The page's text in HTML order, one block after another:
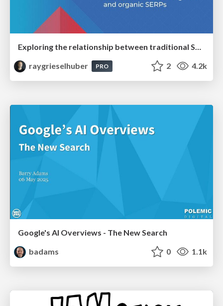
raygrieselhuber
PRO 2 4.2k
Google's AI Overviews - The New Search
badams
0 1.1k